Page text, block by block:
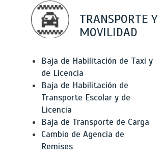
TRANSPORTE Y
MOVILIDAD
Baja de Habilitación de Taxi y
de Licencia
Baja de Habilitación de
Transporte Escolar y de
Licencia
Baja de Transporte de Carga
Cambio de Agencia de
Remises